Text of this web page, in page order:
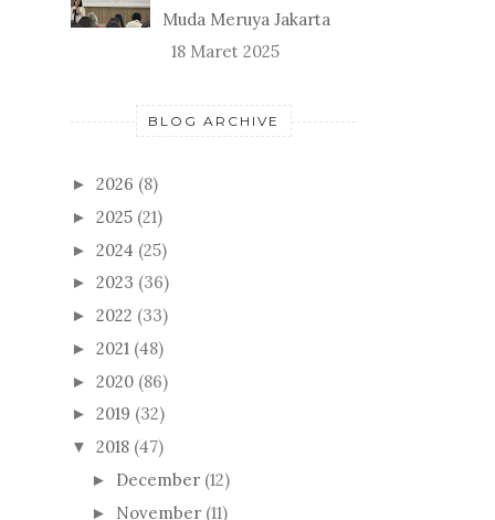
Muda Meruya Jakarta
18 Maret 2025
BLOG ARCHIVE
► 2026 (8)
► 2025 (21)
► 2024 (25)
► 2023 (36)
► 2022 (33)
► 2021 (48)
► 2020 (86)
► 2019 (32)
▼ 2018 (47)
► December (12)
► November (11)